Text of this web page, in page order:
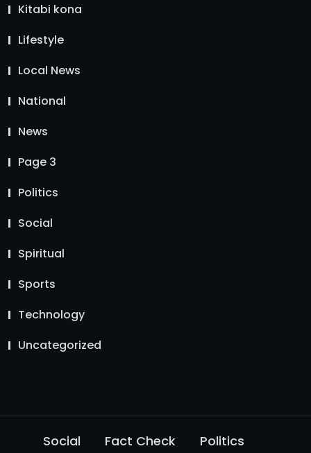
Kitabi kona
Lifestyle
Local News
National
News
Page 3
Politics
Social
Spiritual
Sports
Technology
Uncategorized
Social Fact Check
Politics